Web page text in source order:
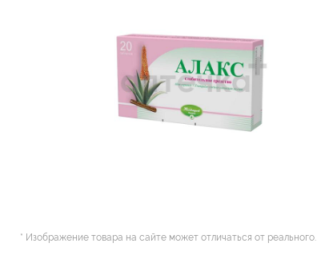
* Изображение товара на сайте может отличаться от реального.